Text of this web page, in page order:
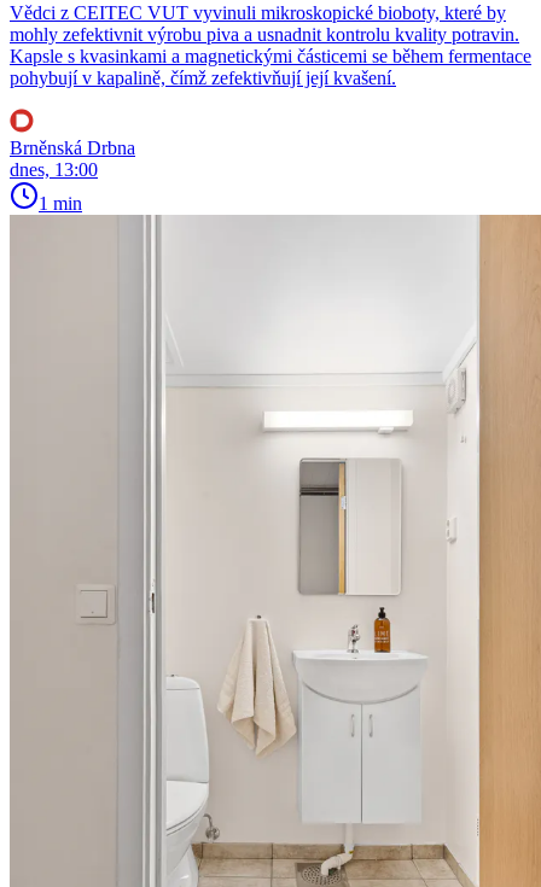
Vědci z CEITEC VUT vyvinuli mikroskopické bioboty, které by
mohly zefektivnit výrobu piva a usnadnit kontrolu kvality potravin.
Kapsle s kvasinkami a magnetickými částicemi se během fermentace
pohybují v kapalině, čímž zefektivňují její kvašení.
Brněnská Drbna
dnes, 13:00
1 min